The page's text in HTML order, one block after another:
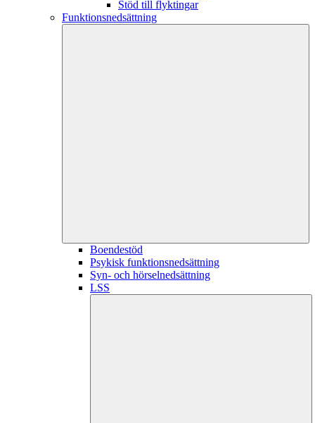
Stöd till flyktingar
Funktionsnedsättning
Boendestöd
Psykisk funktionsnedsättning
Syn- och hörselnedsättning
LSS